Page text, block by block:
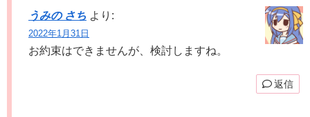
うみの さち より:
2022年1月31日
お約束はできませんが、検討しますね。
返信